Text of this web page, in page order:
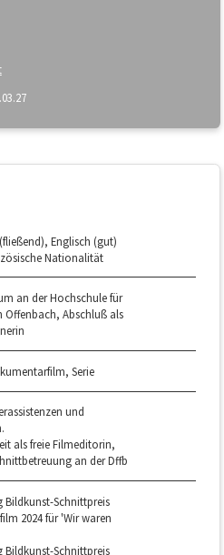
Englisch (gut)
Nationalität
an der Hochschule für
Offenbach, Abschluß als
Serie
und
als freie Filmeditorin,
an der Dffb
Bildkunst-Schnittpreis
2024 für 'Wir waren
Bildkunst-Schnittpreis